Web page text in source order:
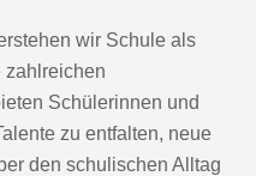
wir Schule als
zahlreichen
Schülerinnen und
zu entfalten, neue
den schulischen Alltag